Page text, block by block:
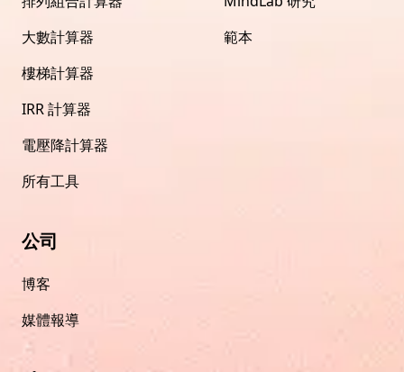
大數計算器
樓梯計算器
IRR 計算器
電壓降計算器
所有工具
範本
公司
博客
媒體報導